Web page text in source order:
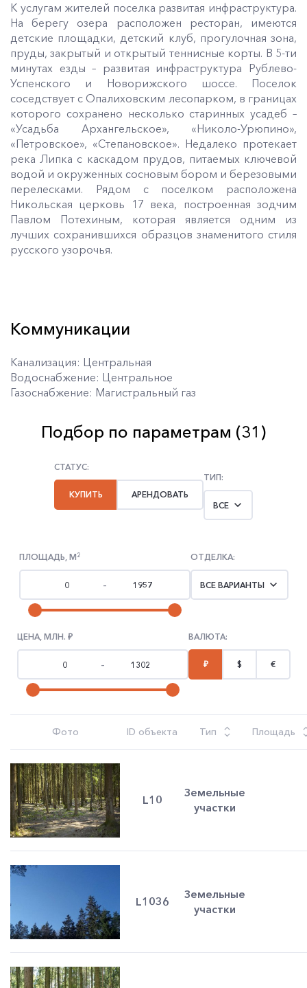
К услугам жителей поселка развитая инфраструктура.
На берегу озера расположен ресторан, имеются
детские площадки, детский клуб, прогулочная зона,
пруды, закрытый и открытый теннисные корты. В 5-ти
минутах езды – развитая инфраструктура Рублево-
Успенского и Новорижского шоссе. Поселок
соседствует с Опалиховским лесопарком, в границах
которого сохранено несколько старинных усадеб –
«Усадьба Архангельское», «Николо-Урюпино»,
«Петровское», «Степановское». Недалеко протекает
река Липка с каскадом прудов, питаемых ключевой
водой и окруженных сосновым бором и березовыми
перелесками. Рядом с поселком расположена
Никольская церковь 17 века, построенная зодчим
Павлом Потехиным, которая является одним из
лучших сохранившихся образцов знаменитого стиля
русского узорочья.
Коммуникации
Канализация: Центральная
Водоснабжение: Центральное
Газоснабжение: Магистральный газ
Подбор по параметрам (31 )
СТАТУС:
КУПИТЬ АРЕНДОВАТЬ
ТИП:
ВСЕ
ПЛОЩАДЬ, М2
–
ОТДЕЛКА:
ВСЕ ВАРИАНТЫ
ЦЕНА, МЛН.
–
ВАЛЮТА:
₽ $ €
Фото ID объекта Тип Площадь
L10
Земельные
участки
L1036
Земельные
участки